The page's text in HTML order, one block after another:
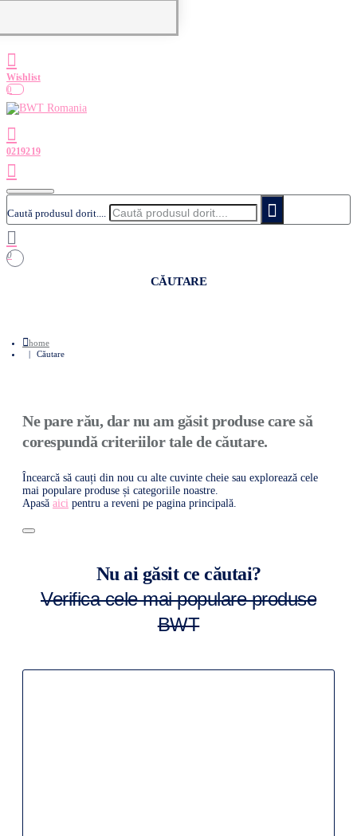
0
Caută produsul dorit....
0
CĂUTARE
home
Căutare
Ne pare rău, dar nu am găsit produse care să
corespundă criteriilor tale de căutare.
Încearcă să cauți din nou cu alte cuvinte cheie sau explorează cele
mai populare produse și categoriile noastre.
Apasă aici pentru a reveni pe pagina principală.
Nu ai găsit ce căutai?
Verifica cele mai populare produse
BWT